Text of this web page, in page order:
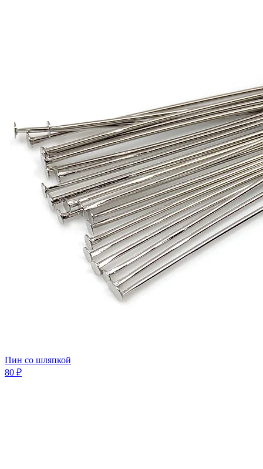
Пин со шляпкой
80 ₽